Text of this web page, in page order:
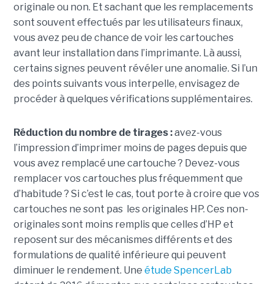
originale ou non. Et sachant que les remplacements
sont souvent effectués par les utilisateurs finaux,
vous avez peu de chance de voir les cartouches
avant leur installation dans l’imprimante. Là aussi,
certains signes peuvent révéler une anomalie. Si l’un
des points suivants vous interpelle, envisagez de
procéder à quelques vérifications supplémentaires.
Réduction du nombre de tirages :avez-vous
l’impression d’imprimer moins de pages depuis que
vous avez remplacé une cartouche ? Devez-vous
remplacer vos cartouches plus fréquemment que
d’habitude ? Si c’est le cas, tout porte à croire que vos
cartouches ne sont pas les originales HP. Ces non-
originales sont moins remplis que celles d’HP et
reposent sur des mécanismes différents et des
formulations de qualité inférieure qui peuvent
diminuer le rendement. Une étude SpencerLab